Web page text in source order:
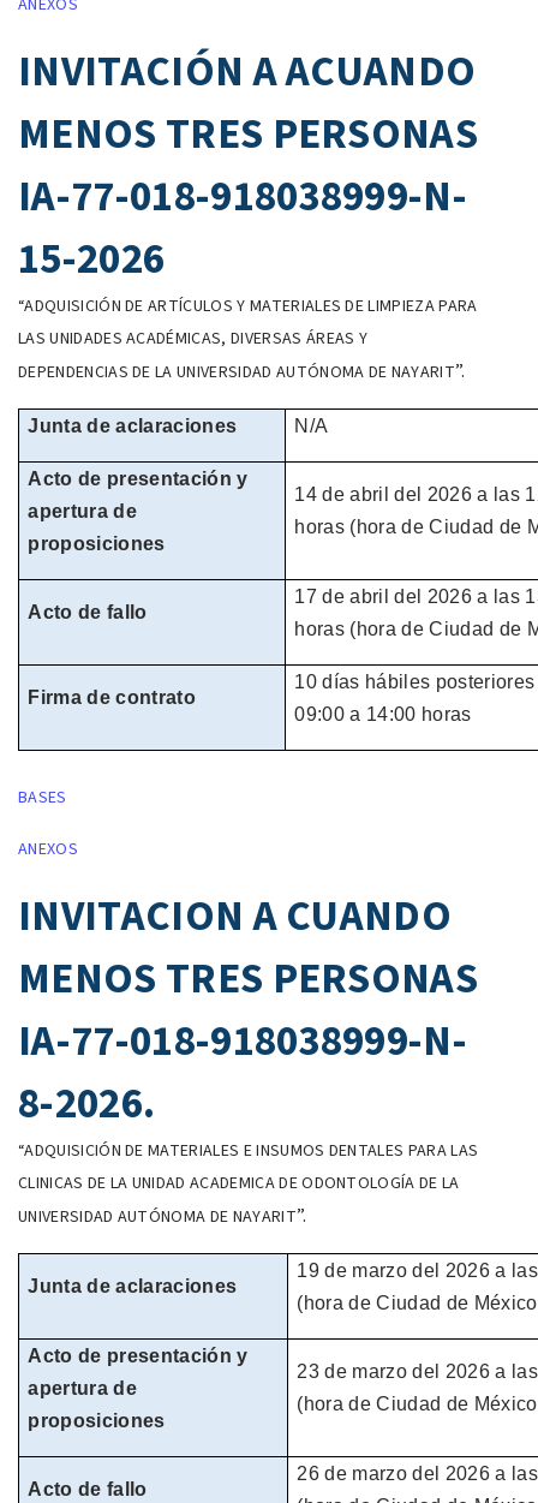
ANEXOS
INVITACIÓN A ACUANDO
MENOS TRES PERSONAS
IA-77-018-918038999-N-
15-2026
“ADQUISICIÓN DE ARTÍCULOS Y MATERIALES DE LIMPIEZA PARA
LAS UNIDADES ACADÉMICAS, DIVERSAS ÁREAS Y
DEPENDENCIAS DE LA UNIVERSIDAD AUTÓNOMA DE NAYARIT”.
Junta de aclaraciones N/A
Acto de presentación y
apertura de
proposiciones
14 de abril del 2026 a las
horas (hora deCiudad de
Acto de fallo
17 de abril del 2026 a las
horas (hora deCiudad de
Firma de contrato
10 días hábiles
09:00 a 14:00 horas
BASES
ANEXOS
INVITACION A CUANDO
MENOS TRES PERSONAS
IA-77-018-918038999-N-
8-2026.
“ADQUISICIÓN DE MATERIALES E INSUMOS DENTALES PARA LAS
CLINICAS DE LA UNIDAD ACADEMICA DE ODONTOLOGÍA DE LA
UNIVERSIDAD AUTÓNOMA DE NAYARIT”.
Junta de aclaraciones
19 de marzodel 2026 a
(hora deCiudad de
Acto de presentación y
apertura de
proposiciones
23 de marzodel 2026 a
(hora deCiudad de
Acto de fallo
26 de marzodel 2026 a